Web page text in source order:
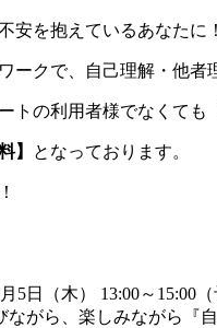
安を抱えているあなたに！
ークで、自己理解・他者
トの利用者様でなくても
】 となっております。
5日（木） 13:00～15:00（
ながら、楽しみながら『